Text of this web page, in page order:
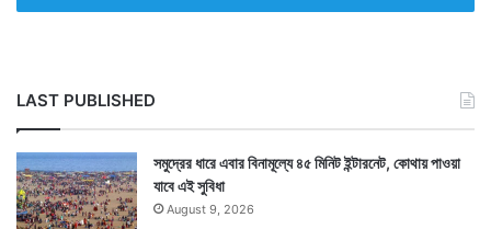
LAST PUBLISHED
সমুদ্রের ধারে এবার বিনামূল্যে ৪৫ মিনিট ইন্টারনেট, কোথায় পাওয়া
যাবে এই সুবিধা
August 9, 2026